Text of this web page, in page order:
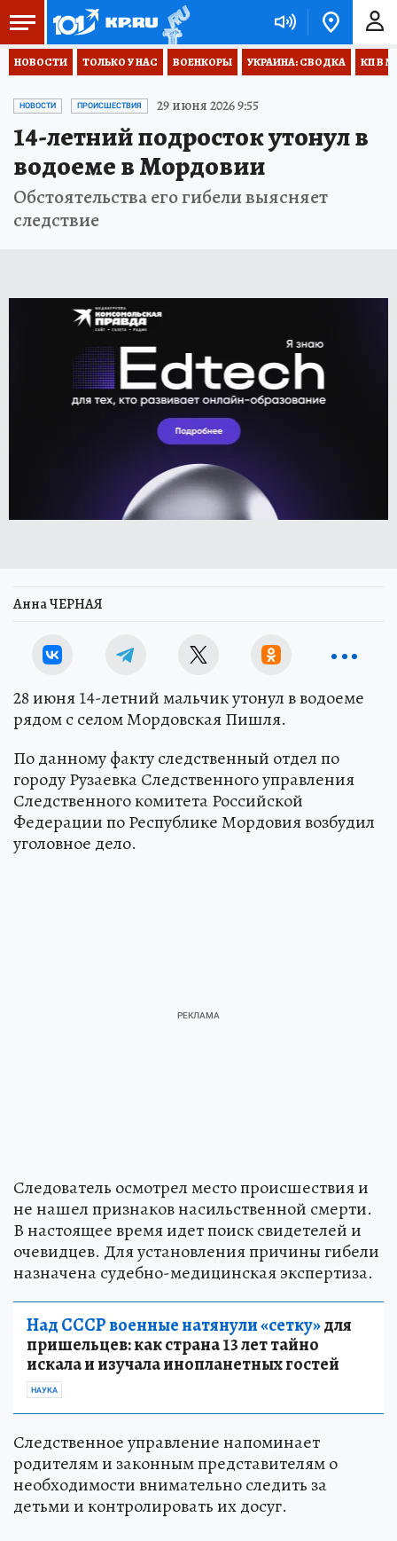
НОВОСТИ ТОЛЬКО У НАС ВОЕНКОРЫ УКРАИНА: СВОДКА КП В
НОВОСТИ ПРОИСШЕСТВИЯ 29 июня 2026 9:55
14-летний подросток утонул в
водоеме в Мордовии
Обстоятельства его гибели выясняет
следствие
Анна ЧЕРНАЯ
28 июня 14-летний мальчик утонул в водоеме
рядом с селом Мордовская Пишля.
По данному факту следственный отдел по
городу Рузаевка Следственного управления
Следственного комитета Российской
Федерации по Республике Мордовия возбудил
уголовное дело.
Следователь осмотрел место происшествия и
не нашел признаков насильственной смерти.
В настоящее время идет поиск свидетелей и
очевидцев. Для установления причины гибели
назначена судебно-медицинская экспертиза.
Над СССР военные натянули «сетку»для
пришельцев: как страна 13 лет тайно
искала и изучала инопланетных гостей
НАУКА
Следственное управление напоминает
родителям и законным представителям о
необходимости внимательно следить за
детьми и контролировать их досуг.